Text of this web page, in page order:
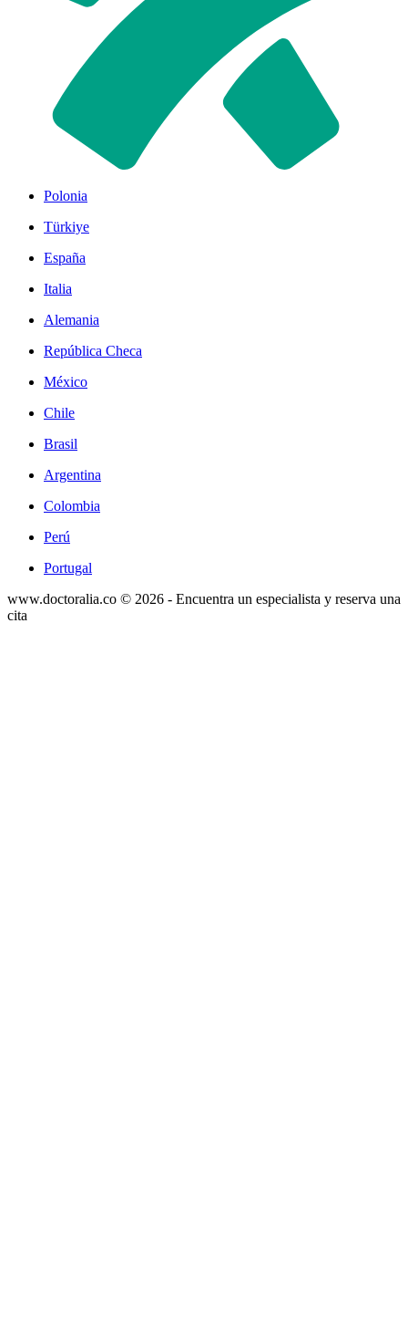
Polonia
Türkiye
España
Italia
Alemania
República Checa
México
Chile
Brasil
Argentina
Colombia
Perú
Portugal
www.doctoralia.co © 2026 - Encuentra un especialista y reserva una
cita